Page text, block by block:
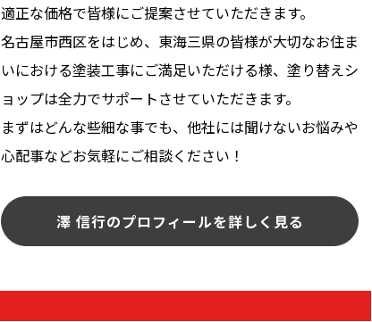
適正な価格で皆様にご提案させていただきます。
名古屋市西区をはじめ、東海三県の皆様が大切なお住ま
いにおける塗装工事にご満足いただける様、塗り替えシ
ョップは全力でサポートさせていただきます。
まずはどんな些細な事でも、他社には聞けないお悩みや
心配事などお気軽にご相談ください！
澤 信行のプロフィールを詳しく見る